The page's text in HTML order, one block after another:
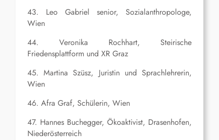
43. Leo Gabriel senior, Sozialanthropologe,
Wien
44. Veronika Rochhart, Steirische
Friedensplattform und XR Graz
45. Martina Szüsz, Juristin und Sprachlehrerin,
Wien
46. Afra Graf, Schülerin, Wien
47. Hannes Buchegger, Ökoaktivist, Drasenhofen,
Niederösterreich